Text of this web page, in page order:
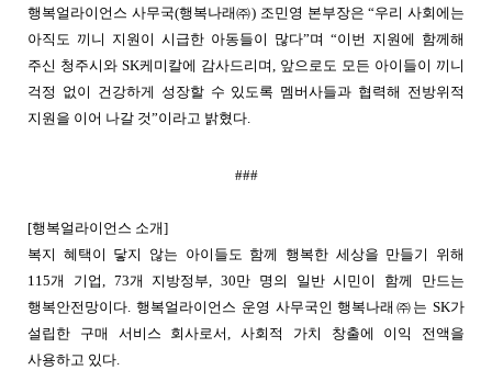
행복얼라이언스 사무국(행복나래㈜) 조민영 본부장은 “우리 사회에는
아직도 끼니 지원이 시급한 아동들이 많다”며 “이번 지원에 함께해
주신 청주시와 SK케미칼에 감사드리며, 앞으로도 모든 아이들이 끼니
걱정 없이 건강하게 성장할 수 있도록 멤버사들과 협력해 전방위적
지원을 이어 나갈 것”이라고 밝혔다.
###
[행복얼라이언스 소개]
복지 혜택이 닿지 않는 아이들도 함께 행복한 세상을 만들기 위해
115개 기업, 73개 지방정부, 30만 명의 일반 시민이 함께 만드는
행복안전망이다. 행복얼라이언스 운영 사무국인 행복나래㈜는 SK가
설립한 구매 서비스 회사로서, 사회적 가치 창출에 이익 전액을
사용하고 있다.